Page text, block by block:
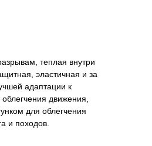
теплая внутри
эластичная и за
адаптации к
движения,
для облегчения
и походов.